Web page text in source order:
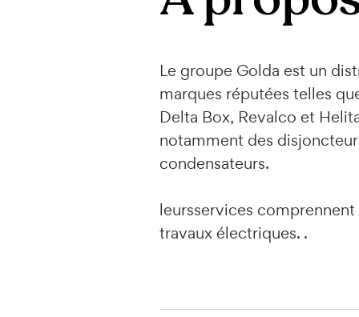
Le groupe Golda est un
marques réputées telles
Delta Box, Revalco et
notamment des
condensateurs.
leursservices
travaux électriques. .